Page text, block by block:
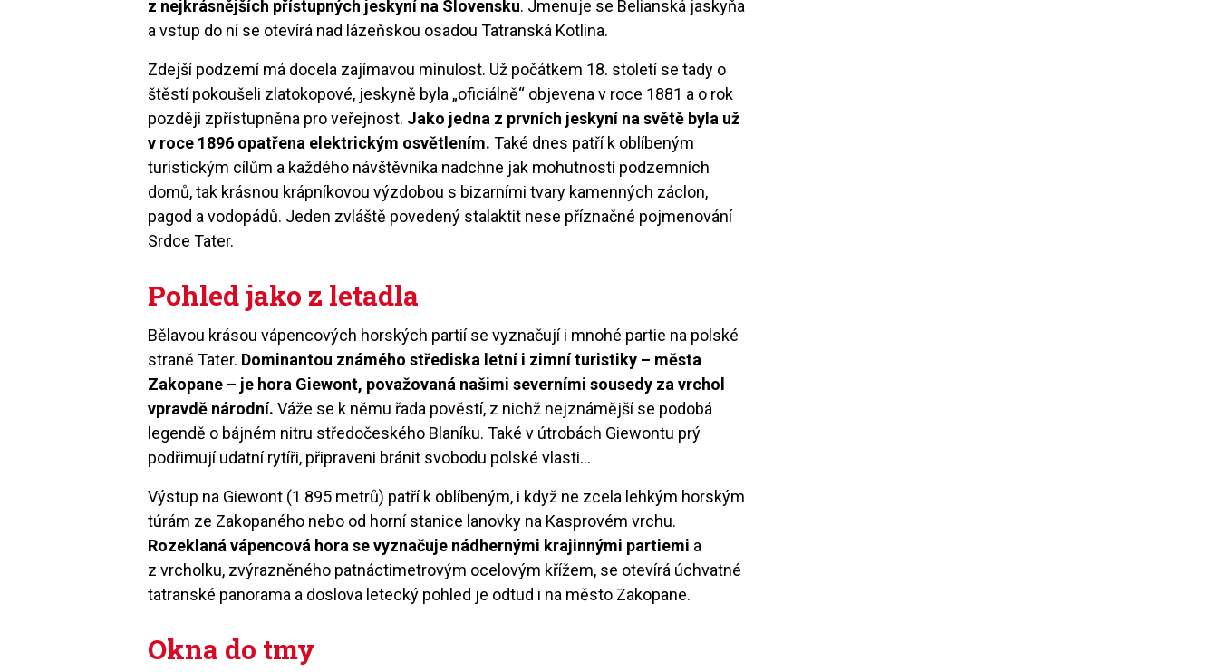
z nejkrásnějších přístupných jeskyní na Slovensku. Jmenuje se Belianská jaskyňa
a vstup do ní se otevírá nad lázeňskou osadou Tatranská Kotlina.
Zdejší podzemí má docela zajímavou minulost. Už počátkem 18. století se tady o
štěstí pokoušeli zlatokopové, jeskyně byla „oficiálně“ objevena v roce 1881 a o rok
později zpřístupněna pro veřejnost. Jako jedna z prvních jeskyní na světě byla už
v roce 1896 opatřena elektrickým osvětlením. Také dnes patří k oblíbeným
turistickým cílům a každého návštěvníka nadchne jak mohutností podzemních
domů, tak krásnou krápníkovou výzdobou s bizarními tvary kamenných záclon,
pagod a vodopádů. Jeden zvláště povedený stalaktit nese příznačné pojmenování
Srdce Tater.
Pohled jako z letadla
Bělavou krásou vápencových horských partií se vyznačují i mnohé partie na polské
straně Tater. Dominantou známého střediska letní i zimní turistiky – města
Zakopane – je hora Giewont, považovaná našimi severními sousedy za vrchol
vpravdě národní. Váže se k němu řada pověstí, z nichž nejznámější se podobá
legendě o bájném nitru středočeského Blaníku. Také v útrobách Giewontu prý
podřimují udatní rytíři, připraveni bránit svobodu polské vlasti...
Výstup na Giewont (1 895 metrů) patří k oblíbeným, i když ne zcela lehkým horským
túrám ze Zakopaného nebo od horní stanice lanovky na Kasprovém vrchu.
Rozeklaná vápencová hora se vyznačuje nádhernými krajinnými partiemi a
z vrcholku, zvýrazněného patnáctimetrovým ocelovým křížem, se otevírá úchvatné
tatranské panorama a doslova letecký pohled je odtud i na město Zakopane.
Okna do tmy